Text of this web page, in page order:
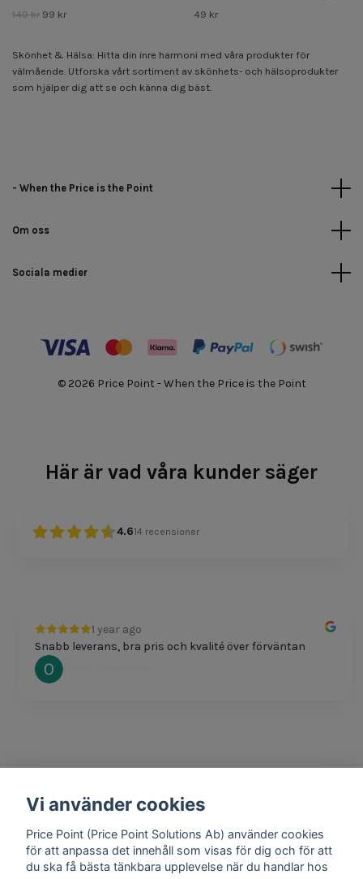
149 kr 99 kr 49 kr
Skönhet & Hälsa: Hitta din inre harmoni med våra produkter för
välmående. Utforska vårt sortiment av skönhets- och hälsoprodukter
som hjälper dig att se och känna dig bäst.
- When the Price is the Point
Om oss
Sociala medier
© 2026 Price Point - When the Price is the Point
Här är vad våra kunder säger
4.614 recensioner
1 year ago
Snabb leverans, bra pris och kvalité över förväntan
Oscar Svensson
1 year ago
Mathias Johansson
Vi använder cookies
Price Point (Price Point Solutions Ab) använder cookies
för att anpassa det innehåll som visas för dig och för att
du ska få bästa tänkbara upplevelse när du handlar hos